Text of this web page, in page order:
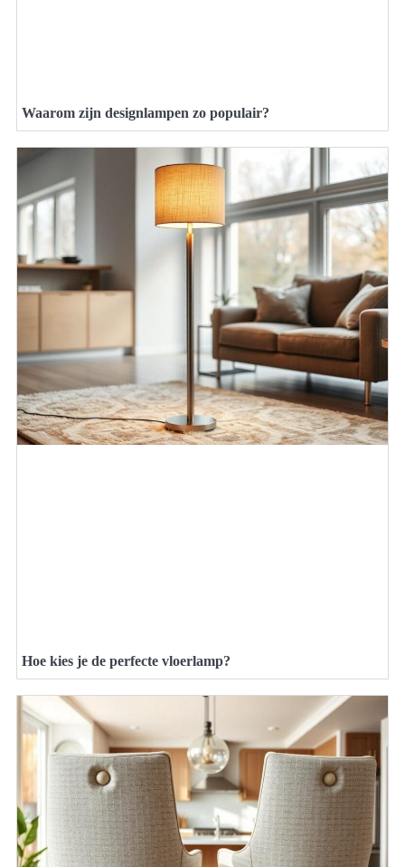
Waarom zijn designlampen zo populair?
Hoe kies je de perfecte vloerlamp?